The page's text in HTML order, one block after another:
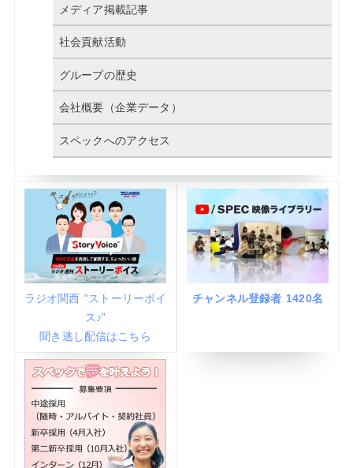
メディア掲載記事
社会貢献活動
グループの歴史
会社概要（企業データ）
スペックへのアクセス
ラジオ関西 "ストーリーボイ
ス♪”
聞き逃し配信はこちら
チャンネル登録者 1420名